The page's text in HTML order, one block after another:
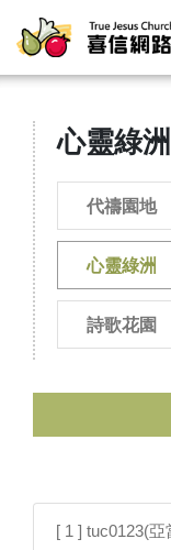
心靈綠洲
代禱園地
心靈綠洲
詩歌花園
[ 1 ] tuc0123(亞